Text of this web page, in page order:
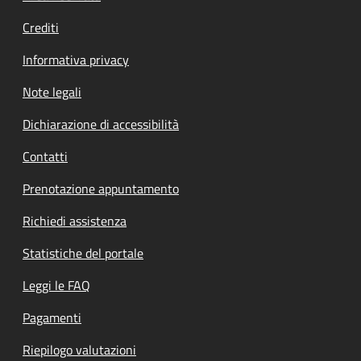
Crediti
Informativa privacy
Note legali
Dichiarazione di accessibilità
Contatti
Prenotazione appuntamento
Richiedi assistenza
Statistiche del portale
Leggi le FAQ
Pagamenti
Riepilogo valutazioni